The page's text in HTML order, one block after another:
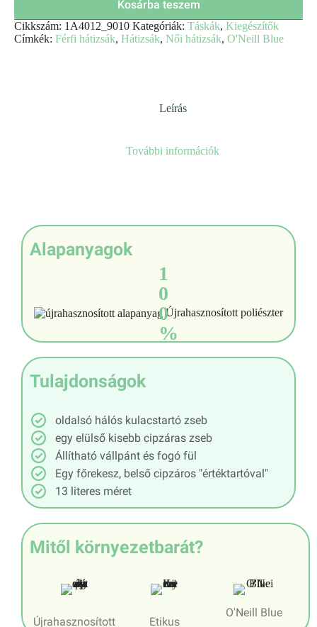
Kosárba teszem
Cikkszám: 1A4012_9010 Kategóriák: Táskák, Kiegészítők
Címkék: Férfi hátizsák, Hátizsák, Női hátizsák, O'Neill Blue
Leírás
További információk
Alapanyagok
1
0
0
%
Újrahasznosított poliészter
Tulajdonságok
oldalsó hálós kulacstartó zseb
egy elülső kisebb cipzáras zseb
Állítható vállpánt és fogó fül
Egy főrekesz, belső cipzáros "értéktartóval"
13 literes méret
Mitől környezetbarát?
Újrahasznosított Etikus
O'Neill Blue